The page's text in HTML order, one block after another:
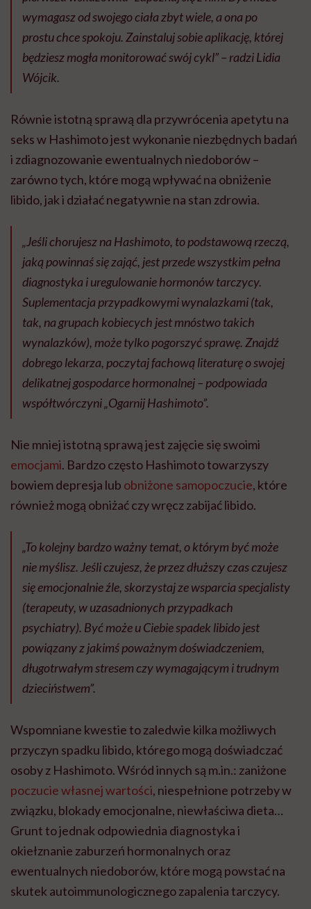
wymagasz od swojego ciała zbyt wiele, a ona po
prostu chce spokoju. Zainstaluj sobie aplikację, której
będziesz mogła monitorować swój cykl” – radzi Lidia
Wójcik.
Równie istotną sprawą dla przywrócenia apetytu na
seks w Hashimoto jest wykonanie niezbędnych badań
i zdiagnozowanie ewentualnych niedoborów –
zarówno tych, które mogą wpływać na obniżenie
libido, jak i działać negatywnie na stan zdrowia.
„Jeśli chorujesz na Hashimoto, to podstawową rzeczą,
jaką powinnaś się zająć, jest przede wszystkim pełna
diagnostyka i uregulowanie hormonów tarczycy.
Suplementacja przypadkowymi wynalazkami (tak,
tak, na grupach kobiecych jest mnóstwo takich
wynalazków), może tylko pogorszyć sprawę. Znajdź
dobrego lekarza, poczytaj fachową literaturę o swojej
delikatnej gospodarce hormonalnej – podpowiada
współtwórczyni „Ogarnij Hashimoto”.
Nie mniej istotną sprawą jest zajęcie się swoimi
emocjami. Bardzo często Hashimoto towarzyszy
bowiem depresja lub obniżone samopoczucie, które
również mogą obniżać czy wręcz zabijać libido.
„To kolejny bardzo ważny temat, o którym być może
nie myślisz. Jeśli czujesz, że przez dłuższy czas czujesz
się emocjonalnie źle, skorzystaj ze wsparcia specjalisty
(terapeuty, w uzasadnionych przypadkach
psychiatry). Być może u Ciebie spadek libido jest
powiązany z jakimś poważnym doświadczeniem,
długotrwałym stresem czy wymagającym i trudnym
dzieciństwem”.
Wspomniane kwestie to zaledwie kilka możliwych
przyczyn spadku libido, którego mogą doświadczać
osoby z Hashimoto. Wśród innych są m.in.: zaniżone
poczucie własnej wartości, niespełnione potrzeby w
związku, blokady emocjonalne, niewłaściwa dieta…
Grunt to jednak odpowiednia diagnostyka i
okiełznanie zaburzeń hormonalnych oraz
ewentualnych niedoborów, które mogą powstać na
skutek autoimmunologicznego zapalenia tarczycy.